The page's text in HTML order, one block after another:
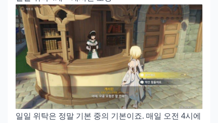
일일 위탁은 정말 기본 중의 기본이죠. 매일 오전 4시에